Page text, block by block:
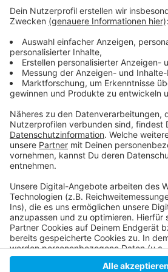
Anzeige
Um Autofahrer für das Thema zu
stehen in dieser Woche
verschiedenen Kreuzungen und
Hier gibt es weitere Infos zur
Anzeige
Anzeige